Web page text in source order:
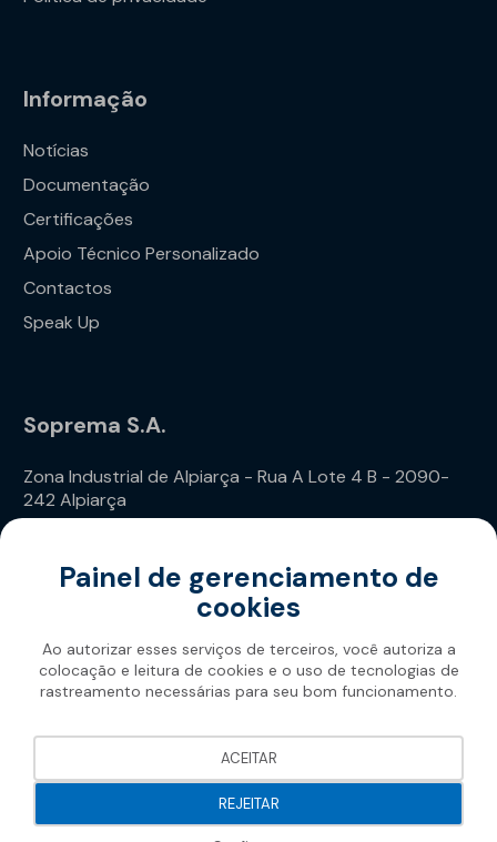
Informação
Notícias
Documentação
Certificações
Apoio Técnico Personalizado
Contactos
Speak Up
Soprema S.A.
Zona Industrial de Alpiarça - Rua A Lote 4 B - 2090-
242 Alpiarça
Soprema 2026
Painel de gerenciamento de
cookies
Ao autorizar esses serviços de terceiros, você autoriza a
colocação e leitura de cookies e o uso de tecnologias de
rastreamento necessárias para seu bom funcionamento.
REJEITAR
ACEITAR